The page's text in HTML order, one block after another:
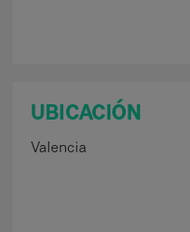
UBICACIÓN
Valencia